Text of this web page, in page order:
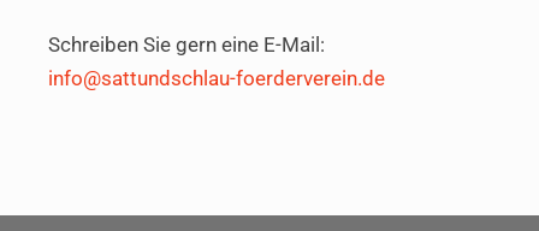
Schreiben Sie gern eine E-Mail:
info@sattundschlau-foerderverein.de